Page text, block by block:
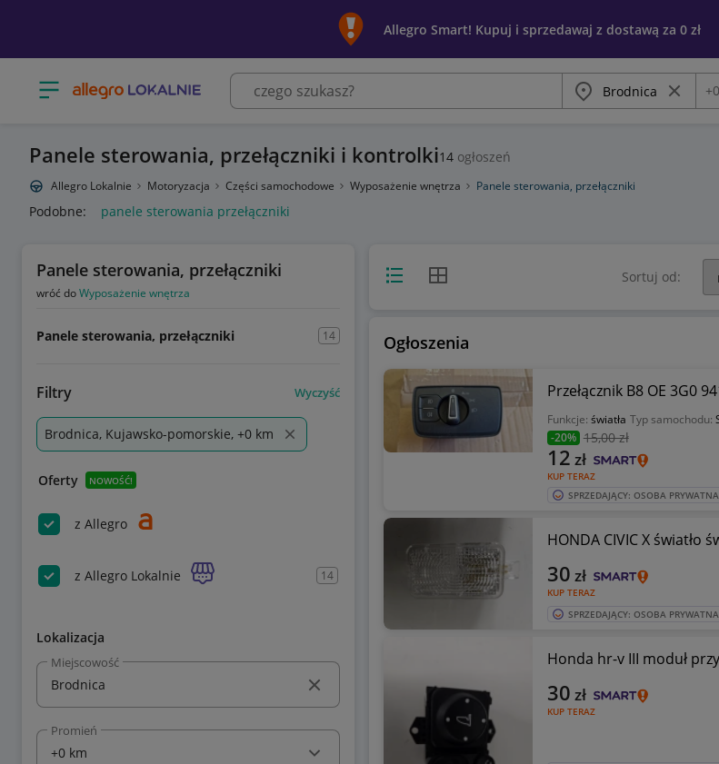
Allegro Smart! Kupuj i sprzedawaj z dostawą za 0 zł
Otwórz menu z kategoriami Miasto Wyczyść
+0
Panele sterowania, przełączniki i kontrolki14 ogłoszeń
Allegro Lokalnie Motoryzacja Części samochodowe Wyposażenie wnętrza Panele sterowania, przełączniki
Podobne: panele sterowania przełączniki
Panele sterowania, przełączniki
wróć doWyposażenie wnętrza
Panele sterowania, przełączniki 14
Filtry Wyczyść
Brodnica, Kujawsko-pomorskie, +0 km
Oferty NOWOŚĆ!
z Allegro
z Allegro Lokalnie 14
Lokalizacja
Miejscowość
Promień
Widok listyWidok siatki Sortuj od:
Ogłoszenia
Przełącznik B8 OE 3G0
Funkcje: światła Typ samochodu:
-20% 15,00 zł
KUP TERAZ
12 zł
SPRZEDAJĄCY: OSOBA PRYWATNA
HONDA CIVIC
KUP TERAZ
30 zł
SPRZEDAJĄCY: OSOBA PRYWATNA
Honda hr-v III moduł
KUP TERAZ
30 zł